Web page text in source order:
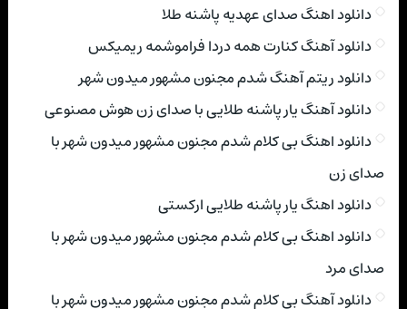
دانلود اهنگ صدای عهدیه پاشنه طلا
دانلود آهنگ کنارت همه دردا فراموشمه ریمیکس
دانلود ریتم آهنگ شدم مجنون مشهور میدون شهر
دانلود آهنگ یار پاشنه طلایی با صدای زن هوش مصنوعی
دانلود اهنگ بی کلام شدم مجنون مشهور میدون شهر با
صدای زن
دانلود اهنگ یار پاشنه طلایی ارکستی
دانلود اهنگ بی کلام شدم مجنون مشهور میدون شهر با
صدای مرد
دانلود آهنگ بی کلام شدم مجنون مشهور میدون شهر با